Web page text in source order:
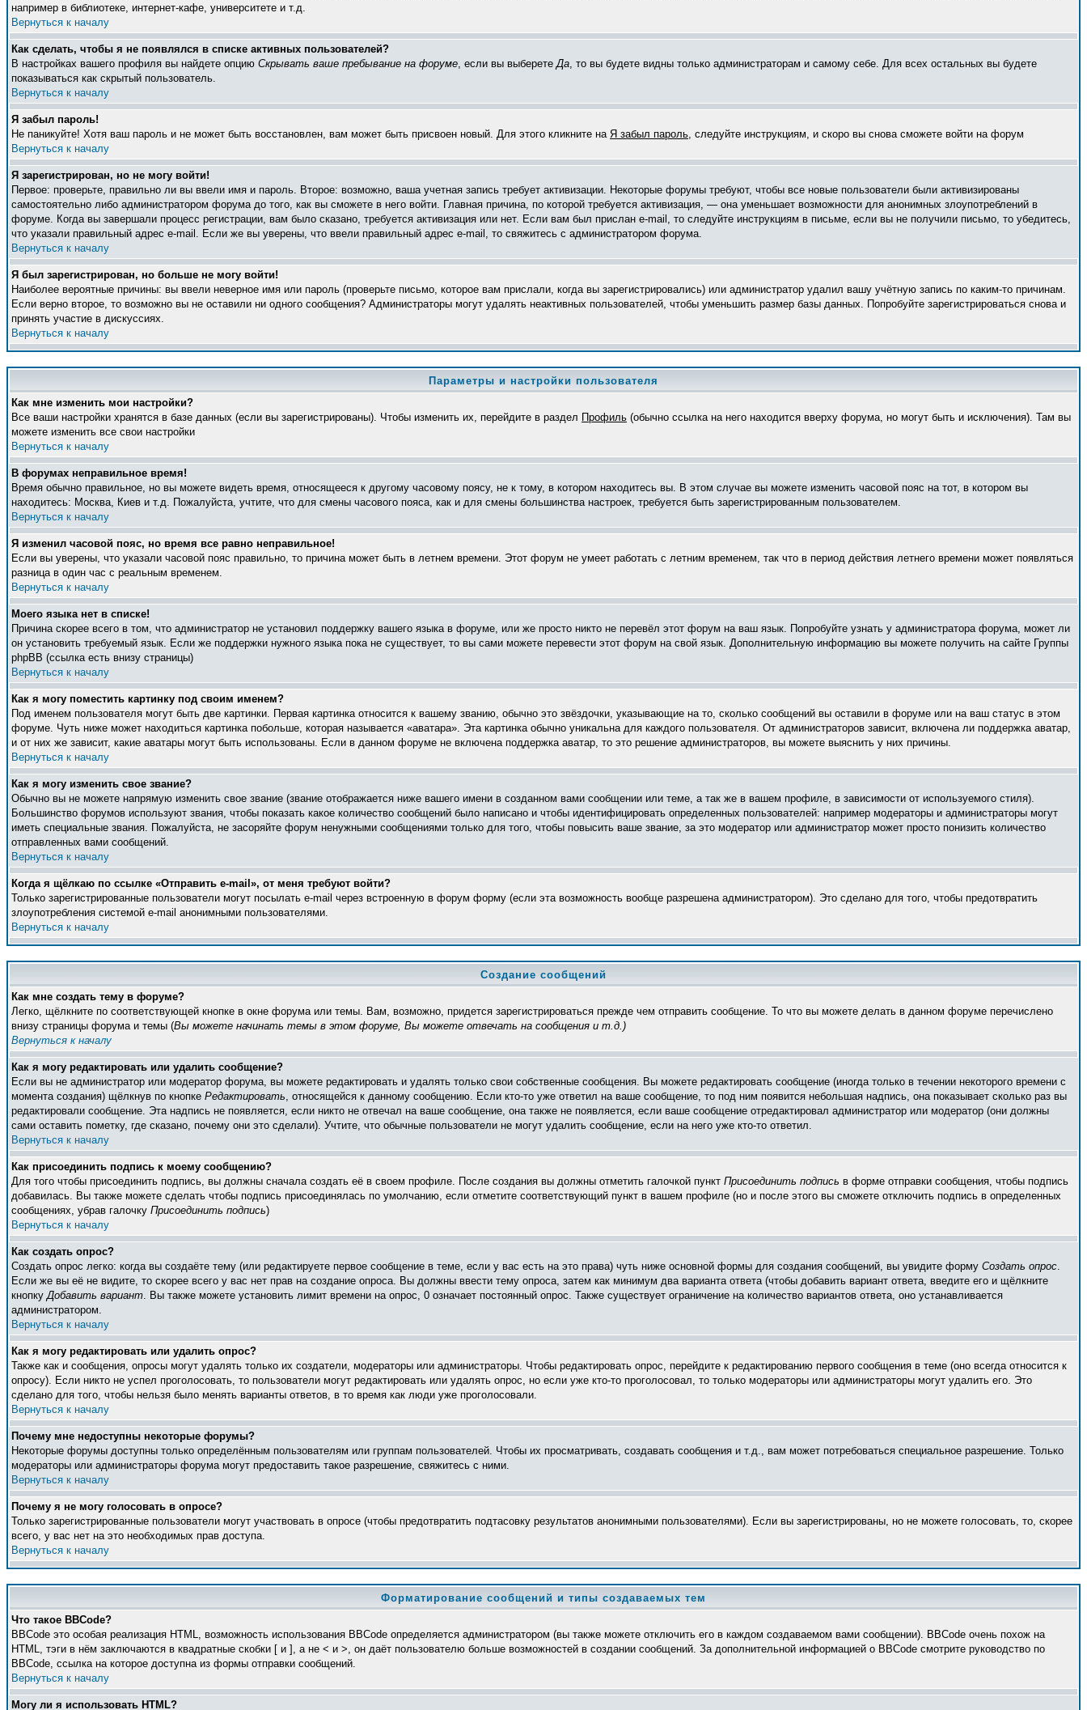
например в библиотеке, интернет-кафе, университете и т.д.
Вернуться к началу
Как сделать, чтобы я не появлялся в списке активных пользователей?
В настройках вашего профиля вы найдете опцию Скрывать ваше пребывание на форуме, если вы выберетеДа, то вы будете видны только администраторам и самому себе. Для всех остальных вы будете
показываться как скрытый пользователь.
Вернуться к началу
Я забыл пароль!
Не паникуйте! Хотя ваш пароль и не может быть восстановлен, вам может быть присвоен новый. Для этого кликните на Я забыл пароль, следуйте инструкциям, и скоро вы снова сможете войти на форум
Вернуться к началу
Я зарегистрирован, но не могу войти!
Первое: проверьте, правильно ли вы ввели имя и пароль. Второе: возможно, ваша учетная запись требует активизации. Некоторые форумы требуют, чтобы все новые пользователи были активизированы
самостоятельно либо администратором форума до того, как вы сможете в него войти. Главная причина, по которой требуется активизация, — она уменьшает возможности для анонимных злоупотреблений в
форуме. Когда вы завершали процесс регистрации, вам было сказано, требуется активизация или нет. Если вам был прислан e-mail, то следуйте инструкциям в письме, если вы не получили письмо, то убедитесь,
что указали правильный адрес e-mail. Если же вы уверены, что ввели правильный адрес e-mail, то свяжитесь с администратором форума.
Вернуться к началу
Я был зарегистрирован, но больше не могу войти!
Наиболее вероятные причины: вы ввели неверное имя или пароль (проверьте письмо, которое вам прислали, когда вы зарегистрировались) или администратор удалил вашу учётную запись по каким-то причинам.
Если верно второе, то возможно вы не оставили ни одного сообщения? Администраторы могут удалять неактивных пользователей, чтобы уменьшить размер базы данных. Попробуйте зарегистрироваться снова и
принять участие в дискуссиях.
Вернуться к началу
Параметры и настройки пользователя
Как мне изменить мои настройки?
Все ваши настройки хранятся в базе данных (если вы зарегистрированы). Чтобы изменить их, перейдите в раздел Профиль (обычно ссылка на него находится вверху форума, но могут быть и исключения). Там вы
можете изменить все свои настройки
Вернуться к началу
В форумах неправильное время!
Время обычно правильное, но вы можете видеть время, относящееся к другому часовому поясу, не к тому, в котором находитесь вы. В этом случае вы можете изменить часовой пояс на тот, в котором вы
находитесь: Москва, Киев и т.д. Пожалуйста, учтите, что для смены часового пояса, как и для смены большинства настроек, требуется быть зарегистрированным пользователем.
Вернуться к началу
Я изменил часовой пояс, но время все равно неправильное!
Если вы уверены, что указали часовой пояс правильно, то причина может быть в летнем времени. Этот форум не умеет работать с летним временем, так что в период действия летнего времени может появляться
разница в один час с реальным временем.
Вернуться к началу
Моего языка нет в списке!
Причина скорее всего в том, что администратор не установил поддержку вашего языка в форуме, или же просто никто не перевёл этот форум на ваш язык. Попробуйте узнать у администратора форума, может ли
он установить требуемый язык. Если же поддержки нужного языка пока не существует, то вы сами можете перевести этот форум на свой язык. Дополнительную информацию вы можете получить на сайте Группы
phpBB (ссылка есть внизу страницы)
Вернуться к началу
Как я могу поместить картинку под своим именем?
Под именем пользователя могут быть две картинки. Первая картинка относится к вашему званию, обычно это звёздочки, указывающие на то, сколько сообщений вы оставили в форуме или на ваш статус в этом
форуме. Чуть ниже может находиться картинка побольше, которая называется «аватара». Эта картинка обычно уникальна для каждого пользователя. От администраторов зависит, включена ли поддержка аватар,
и от них же зависит, какие аватары могут быть использованы. Если в данном форуме не включена поддержка аватар, то это решение администраторов, вы можете выяснить у них причины.
Вернуться к началу
Как я могу изменить свое звание?
Обычно вы не можете напрямую изменить свое звание (звание отображается ниже вашего имени в созданном вами сообщении или теме, а так же в вашем профиле, в зависимости от используемого стиля).
Большинство форумов используют звания, чтобы показать какое количество сообщений было написано и чтобы идентифицировать определенных пользователей: например модераторы и администраторы могут
иметь специальные звания. Пожалуйста, не засоряйте форум ненужными сообщениями только для того, чтобы повысить ваше звание, за это модератор или администратор может просто понизить количество
отправленных вами сообщений.
Вернуться к началу
Когда я щёлкаю по ссылке «Отправить e-mail», от меня требуют войти?
Только зарегистрированные пользователи могут посылать e-mail через встроенную в форум форму (если эта возможность вообще разрешена администратором). Это сделано для того, чтобы предотвратить
злоупотребления системой e-mail анонимными пользователями.
Вернуться к началу
Создание сообщений
Как мне создать тему в форуме?
Легко, щёлкните по соответствующей кнопке в окне форума или темы. Вам, возможно, придется зарегистрироваться прежде чем отправить сообщение. То что вы можете делать в данном форуме перечислено
внизу страницы форума и темы (Вы можете начинать темы в этом форуме, Вы можете отвечать на сообщения и т.д. )
Вернуться к началу
Как я могу редактировать или удалить сообщение?
Если вы не администратор или модератор форума, вы можете редактировать и удалять только свои собственные сообщения. Вы можете редактировать сообщение (иногда только в течении некоторого времени с
момента создания) щёлкнув по кнопке Редактировать, относящейся к данному сообщению. Если кто-то уже ответил на ваше сообщение, то под ним появится небольшая надпись, она показывает сколько раз вы
редактировали сообщение. Эта надпись не появляется, если никто не отвечал на ваше сообщение, она также не появляется, если ваше сообщение отредактировал администратор или модератор (они должны
сами оставить пометку, где сказано, почему они это сделали). Учтите, что обычные пользователи не могут удалить сообщение, если на него уже кто-то ответил.
Вернуться к началу
Как присоединить подпись к моему сообщению?
Для того чтобы присоединить подпись, вы должны сначала создать её в своем профиле. После создания вы должны отметить галочкой пункт Присоединить подпись в форме отправки сообщения, чтобы подпись
добавилась. Вы также можете сделать чтобы подпись присоединялась по умолчанию, если отметите соответствующий пункт в вашем профиле (но и после этого вы сможете отключить подпись в определенных
сообщениях, убрав галочку Присоединить подпись)
Вернуться к началу
Как создать опрос?
Создать опрос легко: когда вы создаёте тему (или редактируете первое сообщение в теме, если у вас есть на это права) чуть ниже основной формы для создания сообщений, вы увидите форму Создать опрос.
Если же вы её не видите, то скорее всего у вас нет прав на создание опроса. Вы должны ввести тему опроса, затем как минимум два варианта ответа (чтобы добавить вариант ответа, введите его и щёлкните
кнопкуДобавить вариант. Вы также можете установить лимит времени на опрос, 0 означает постоянный опрос. Также существует ограничение на количество вариантов ответа, оно устанавливается
администратором.
Вернуться к началу
Как я могу редактировать или удалить опрос?
Также как и сообщения, опросы могут удалять только их создатели, модераторы или администраторы. Чтобы редактировать опрос, перейдите к редактированию первого сообщения в теме (оно всегда относится к
опросу). Если никто не успел проголосовать, то пользователи могут редактировать или удалять опрос, но если уже кто-то проголосовал, то только модераторы или администраторы могут удалить его. Это
сделано для того, чтобы нельзя было менять варианты ответов, в то время как люди уже проголосовали.
Вернуться к началу
Почему мне недоступны некоторые форумы?
Некоторые форумы доступны только определённым пользователям или группам пользователей. Чтобы их просматривать, создавать сообщения и т.д., вам может потребоваться специальное разрешение. Только
модераторы или администраторы форума могут предоставить такое разрешение, свяжитесь с ними.
Вернуться к началу
Почему я не могу голосовать в опросе?
Только зарегистрированные пользователи могут участвовать в опросе (чтобы предотвратить подтасовку результатов анонимными пользователями). Если вы зарегистрированы, но не можете голосовать, то, скорее
всего, у вас нет на это необходимых прав доступа.
Вернуться к началу
Форматирование сообщений и типы создаваемых тем
Что такое BBCode?
BBCode это особая реализация HTML, возможность использования BBCode определяется администратором (вы также можете отключить его в каждом создаваемом вами сообщении). BBCode очень похож на
HTML, тэги в нём заключаются в квадратные скобки [ и ], а не < и >, он даёт пользователю больше возможностей в создании сообщений. За дополнительной информацией о BBCode смотрите руководство по
BBCode, ссылка на которое доступна из формы отправки сообщений.
Вернуться к началу
Могу ли я использовать HTML?